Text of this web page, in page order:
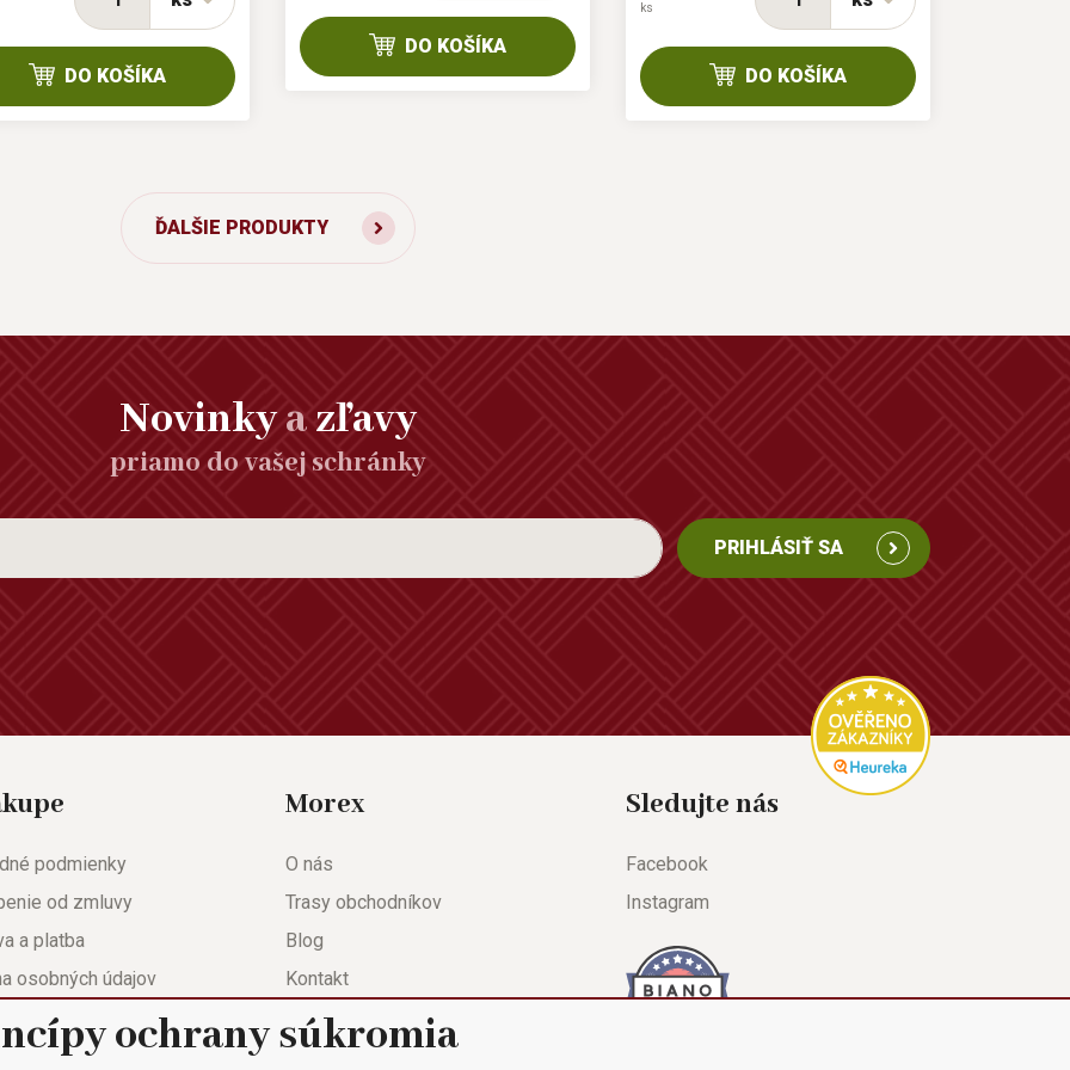
DO KOŠÍKA
DO KOŠÍKA
ks
DO KOŠÍKA
ĎALŠIE PRODUKTY
Novinkyazľavy
priamo do vašej schránky
PRIHLÁSIŤ SA
podmienky
od zmluvy
a platba
osobných údajov
list
Morex
O nás
Trasy obchodníkov
Blog
Kontakt
Nastavenie súkromia
Sledujte nás
Facebook
Instagram
ochrany súkromia